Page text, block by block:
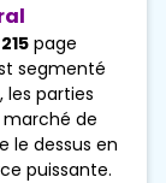
215 page
segmenté
les parties
de
le dessus en
puissante.